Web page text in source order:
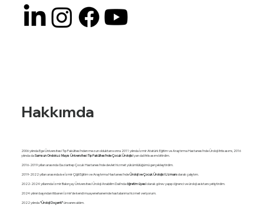
Hakkımda
2006 yılında Ege Üniversitesi Tıp Fakültesi’nden mezun olduktan sonra 2011 yılında İzmir Atatürk Eğitim ve Araştırma Hastanesi’nde Üroloji ihtisasımı, 2016
yılında daSamsun Ondokuz Mayıs Üniversitesi Tıp Fakültesi’nde Çocuk Ürolojisiyan dal ihtisasımı bitirdim.
2016-2019 yılları arasında Gaziantep Çocuk Hastanesi’nde devlet hizmet yükümlülüğümü gerçekleştirdim.
2019-2022 yılları arasında ise İzmir Çiğli Eğitim ve Araştırma Hastanesi’ndeÜroloji ve Çocuk Ürolojisi Uzmanıolarak çalıştım.
2022-2024 yıllarında İzmir Bakırçay Üniversitesi Üroloji Anabilim Dalı’ndaöğretim üyesiolarak görev yapıp öğrenci ve üroloji asistanı yetiştirdim.
2024 yılının başından itibaren İzmir’de kendi muayenehanemde hastalarıma hizmet veriyorum.
2022 yılında“Üroloji Doçenti”ünvanını aldım.